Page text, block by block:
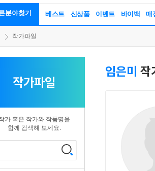
분야찾기 베스트 신상품 이벤트 바이백 매
작가파일
작가파일
가 혹은 작가와 작품명을
함께 검색해 보세요.
임은미 작